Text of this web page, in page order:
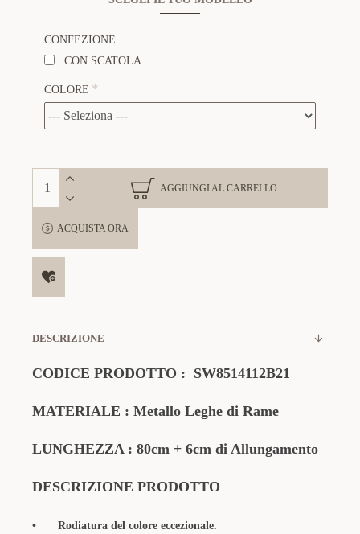
CONFEZIONE
CON SCATOLA
COLORE
AGGIUNGI AL CARRELLO
ACQUISTA ORA
DESCRIZIONE
CODICE PRODOTTO : SW8514112B21
MATERIALE : Metallo Leghe di Rame
LUNGHEZZA : 80cm + 6cm di Allungamento
DESCRIZIONE PRODOTTO
• Rodiatura del colore eccezionale.